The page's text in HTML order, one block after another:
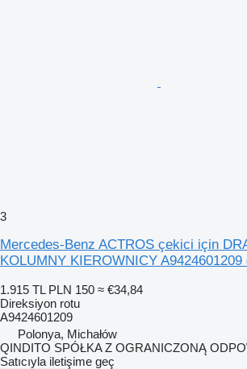
3
Mercedes-Benz ACTROS çekici için
KOLUMNY KIEROWNICY
1.915 TL PLN 150 ≈ €34,84
Direksiyon rotu
A9424601209
Polonya, Michałów
QINDITO SPÓŁKA Z OGRANICZONĄ
Satıcıyla iletişime geç